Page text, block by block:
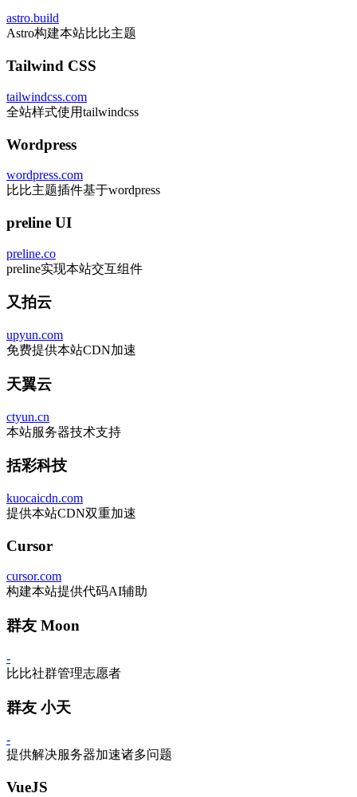
astro.build
Astro构建本站比比主题
Tailwind CSS
tailwindcss.com
全站样式使用tailwindcss
Wordpress
wordpress.com
比比主题插件基于wordpress
preline UI
preline.co
preline实现本站交互组件
又拍云
upyun.com
免费提供本站CDN加速
天翼云
ctyun.cn
本站服务器技术支持
括彩科技
kuocaicdn.com
提供本站CDN双重加速
Cursor
cursor.com
构建本站提供代码AI辅助
群友 Moon
-
比比社群管理志愿者
群友 小天
-
提供解决服务器加速诸多问题
VueJS